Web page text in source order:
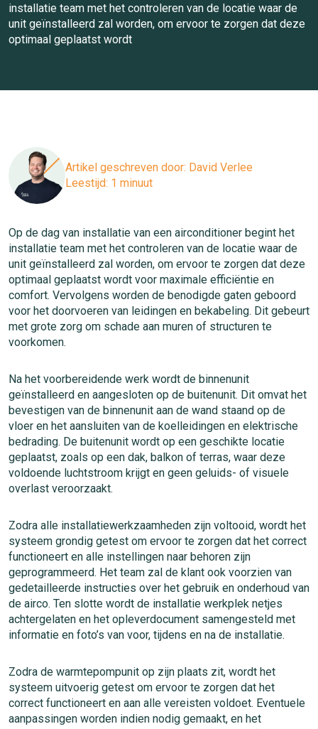
installatie team met het controleren van de locatie waar de
unit geïnstalleerd zal worden, om ervoor te zorgen dat deze
optimaal geplaatst wordt
Artikel geschreven door: David Verlee
Leestijd: 1 minuut
Op de dag van installatie van een airconditioner begint het
installatie team met het controleren van de locatie waar de
unit geïnstalleerd zal worden, om ervoor te zorgen dat deze
optimaal geplaatst wordt voor maximale efficiëntie en
comfort. Vervolgens worden de benodigde gaten geboord
voor het doorvoeren van leidingen en bekabeling. Dit gebeurt
met grote zorg om schade aan muren of structuren te
voorkomen.
Na het voorbereidende werk wordt de binnenunit
geïnstalleerd en aangesloten op de buitenunit. Dit omvat het
bevestigen van de binnenunit aan de wand staand op de
vloer en het aansluiten van de koelleidingen en elektrische
bedrading. De buitenunit wordt op een geschikte locatie
geplaatst, zoals op een dak, balkon of terras, waar deze
voldoende luchtstroom krijgt en geen geluids- of visuele
overlast veroorzaakt.
Zodra alle installatiewerkzaamheden zijn voltooid, wordt het
systeem grondig getest om ervoor te zorgen dat het correct
functioneert en alle instellingen naar behoren zijn
geprogrammeerd. Het team zal de klant ook voorzien van
gedetailleerde instructies over het gebruik en onderhoud van
de airco. Ten slotte wordt de installatie werkplek netjes
achtergelaten en het opleverdocument samengesteld met
informatie en foto’s van voor, tijdens en na de installatie.
Zodra de warmtepompunit op zijn plaats zit, wordt het
systeem uitvoerig getest om ervoor te zorgen dat het
correct functioneert en aan alle vereisten voldoet. Eventuele
aanpassingen worden indien nodig gemaakt, en het